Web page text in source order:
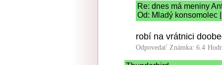
Re: dnes má meniny
Od: Mladý konsomolec
robí na vrátnici
Odpovedať Známka: 6.4